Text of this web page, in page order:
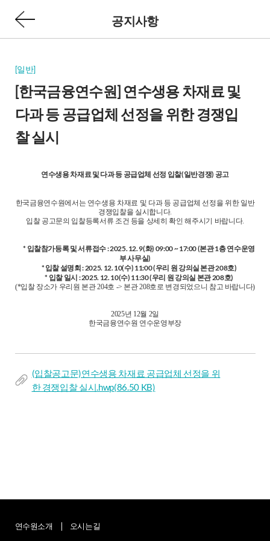
공지사항
[일반]
[한국금융연수원] 연수생용 차재료 및
다과 등 공급업체 선정을 위한 경쟁입
찰 실시
연수생용 차재료 및 다과 등 공급업체 선정 입찰(일반경쟁) 공고
한국금융연수원에서는 연수생용 차재료 및 다과 등 공급업체 선정을 위한 일반
경쟁입찰을 실시합니다.
입찰 공고문의 입찰등록서류 조건 등을 상세히 확인 해주시기 바랍니다.
* 입찰참가등록 및 서류접수 : 2025. 12. 9(화) 09:00 ~ 17:00 (본관 1층 연수운영
부 사무실)
* 입찰 설명회 : 2025. 12. 10(수) 11:00 (우리 원 강의실 본관 208호)
* 입찰 일시 : 2025. 12. 10(수) 11:30 (우리 원 강의실 본관 208호)
(*입찰 장소가 우리원 본관 204호 -> 본관 208호로 변경되었으니 참고 바랍니다)
2025년 12월 2일
한국금융연수원 연수운영부장
(입찰공고문)연수생용 차재료 공급업체 선정을 위
한 경쟁입찰 실시.hwp(86.50 KB)
연수원소개 오시는길